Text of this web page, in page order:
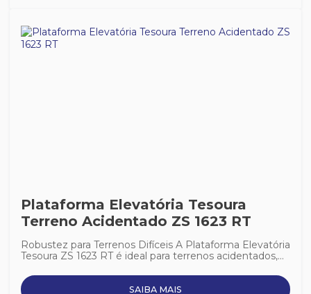
Plataforma Elevatória Tesoura
Terreno Acidentado ZS 1623 RT
Robustez para Terrenos Difíceis A Plataforma Elevatória
Tesoura ZS 1623 RT é ideal para terrenos acidentados,...
SAIBA MAIS